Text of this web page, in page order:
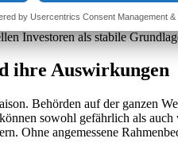
der Technologie hinter den
können. In der
Investoren als stabile
ihre Auswirkungen
Behörden auf der ganzen
sowohl gefährlich als
Ohne angemessene